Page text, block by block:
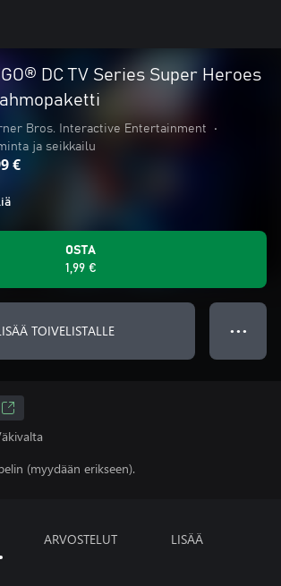
DC TV Series Super Heroes
Bros. Interactive Entertainment
•
ja seikkailu
€
OSTA
1,99 €
TOIVELISTALLE ● ● ●
(myydään erikseen).
ARVOSTELUT LISÄÄ